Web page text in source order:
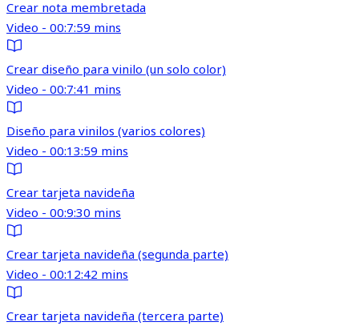
Crear nota membretada
Video - 00:7:59 mins
Crear diseño para vinilo (un solo color)
Video - 00:7:41 mins
Diseño para vinilos (varios colores)
Video - 00:13:59 mins
Crear tarjeta navideña
Video - 00:9:30 mins
Crear tarjeta navideña (segunda parte)
Video - 00:12:42 mins
Crear tarjeta navideña (tercera parte)